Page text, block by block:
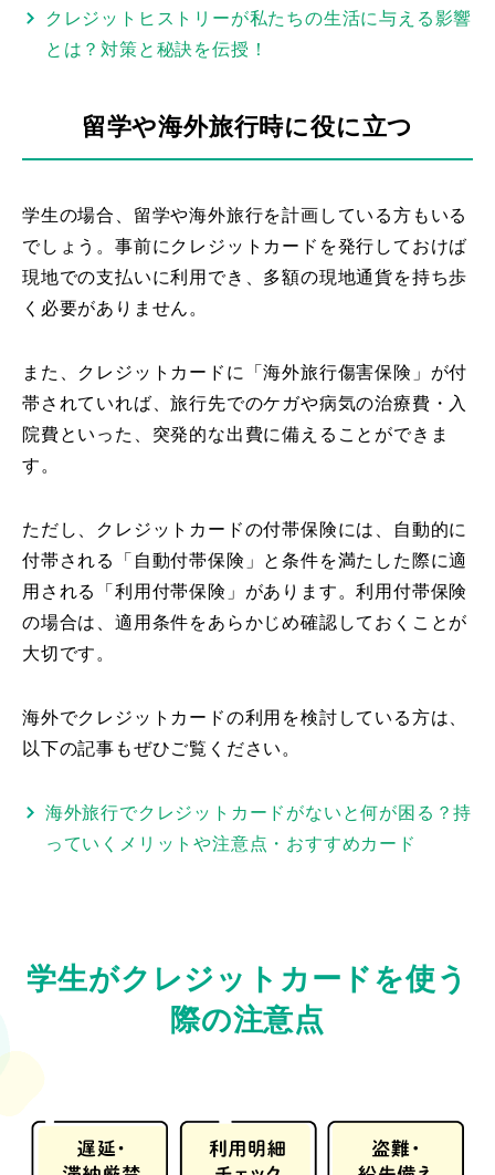
クレジットヒストリーが私たちの生活に与える影響
とは？対策と秘訣を伝授！
留学や海外旅行時に役に立つ
学生の場合、留学や海外旅行を計画している方もいる
でしょう。事前にクレジットカードを発行しておけば
現地での支払いに利用でき、多額の現地通貨を持ち歩
く必要がありません。
また、クレジットカードに「海外旅行傷害保険」が付
帯されていれば、旅行先でのケガや病気の治療費・入
院費といった、突発的な出費に備えることができま
す。
ただし、クレジットカードの付帯保険には、自動的に
付帯される「自動付帯保険」と条件を満たした際に適
用される「利用付帯保険」があります。利用付帯保険
の場合は、適用条件をあらかじめ確認しておくことが
大切です。
海外でクレジットカードの利用を検討している方は、
以下の記事もぜひご覧ください。
海外旅行でクレジットカードがないと何が困る？持
っていくメリットや注意点・おすすめカード
学生がクレジットカードを使う
際の注意点